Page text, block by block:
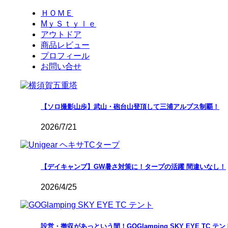
ＨＯＭＥ
MｙＳｔｙｌｅ
アウトドア
商品レビュー
プロフィール
お問い合せ
【ソロ撮影山歩】武山・砲台山登頂して三浦アルプス制覇！
2026/7/21
【デイキャンプ】GW暑さ対策に！タープの活躍 間違いなし！
2026/4/25
設営・撤収があっという間！GOGlamping SKY EYE TC テン